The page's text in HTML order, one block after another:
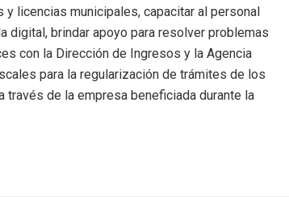
licencias municipales, capacitar al personal
digital, brindar apoyo para resolver problemas
con la Dirección de Ingresos y la Agencia
para la regularización de trámites de los
de la empresa beneficiada durante la